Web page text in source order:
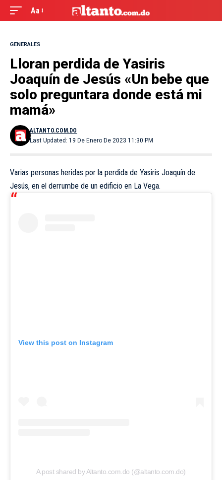
Aa
GENERALES
Lloran perdida de Yasiris
Joaquín de Jesús «Un bebe que
solo preguntara donde está mi
mamá»
Last Updated: 19 De Enero De 2023 11:30 PM
ALTANTO.COM.DO
Varias personas heridas por la perdida de Yasiris Joaquín de
Jesús, en el derrumbe de un edificio en La Vega.
View this post on Instagram
A post shared by Altanto.com.do (@altanto.com.do)